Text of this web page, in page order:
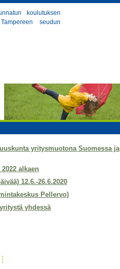
koulutuksen
seudun
yritysmuotona Suomessa ja
alkaen
12.6.-26.6.2020
Pellervo)
yhdessä